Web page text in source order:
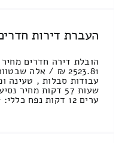
העברת דירות
הובלת דירה חדרים
ערים 12 דקות נפח כללי: 23.74м³ / [...]